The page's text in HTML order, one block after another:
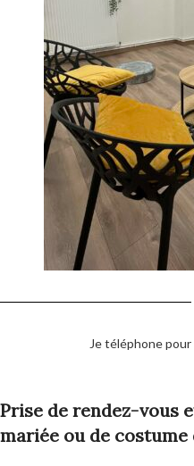
Je téléphone
Prise de rendez-vous
mariée ou de costume